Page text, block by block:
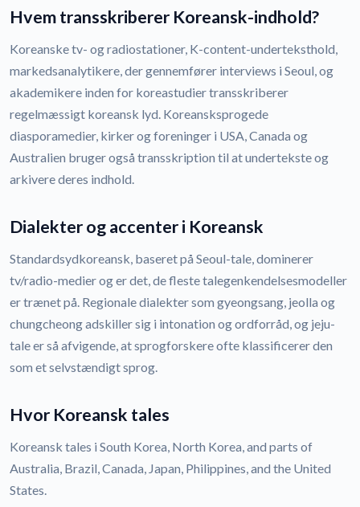
Hvem transskriberer Koreansk-indhold?
Koreanske tv- og radiostationer, K-content-underteksthold,
markedsanalytikere, der gennemfører interviews i Seoul, og
akademikere inden for koreastudier transskriberer
regelmæssigt koreansk lyd. Koreansksprogede
diasporamedier, kirker og foreninger i USA, Canada og
Australien bruger også transskription til at undertekste og
arkivere deres indhold.
Dialekter og accenter i Koreansk
Standardsydkoreansk, baseret på Seoul-tale, dominerer
tv/radio-medier og er det, de fleste talegenkendelsesmodeller
er trænet på. Regionale dialekter som gyeongsang, jeolla og
chungcheong adskiller sig i intonation og ordforråd, og jeju-
tale er så afvigende, at sprogforskere ofte klassificerer den
som et selvstændigt sprog.
Hvor Koreansk tales
Koreansk tales i South Korea, North Korea, and parts of
Australia, Brazil, Canada, Japan, Philippines, and the United
States.